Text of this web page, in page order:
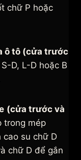
chữ P hoặc
ô tô (cửa trước
D, L-D hoặc B
(cửa trước và
trong mép
cao su chữ D
chữ D để gắn